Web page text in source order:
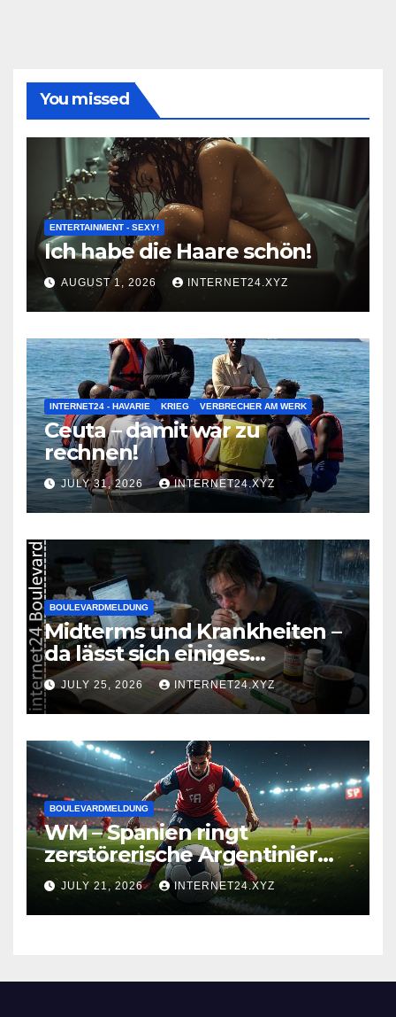
You missed
ENTERTAINMENT - SEXY!
Ich habe die Haare schön!
AUGUST 1, 2026 INTERNET24.XYZ
INTERNET24 - HAVARIE KRIEG VERBRECHER AM WERK
Ceuta – damit war zu
rechnen!
JULY 31, 2026 INTERNET24.XYZ
BOULEVARDMELDUNG
Midterms und Krankheiten –
da lässt sich einiges
zusammenbrauen!
JULY 25, 2026 INTERNET24.XYZ
BOULEVARDMELDUNG
WM – Spanien ringt
zerstörerische Argentinier
nieder
JULY 21, 2026 INTERNET24.XYZ